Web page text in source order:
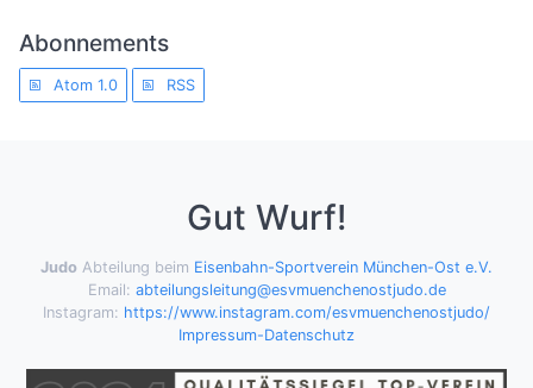
Abonnements
Atom 1.0 RSS
Gut Wurf!
Judo Abteilung beim Eisenbahn-Sportverein München-Ost e.V.
Email: abteilungsleitung@esvmuenchenostjudo.de
Instagram: https://www.instagram.com/esvmuenchenostjudo/
Impressum-Datenschutz